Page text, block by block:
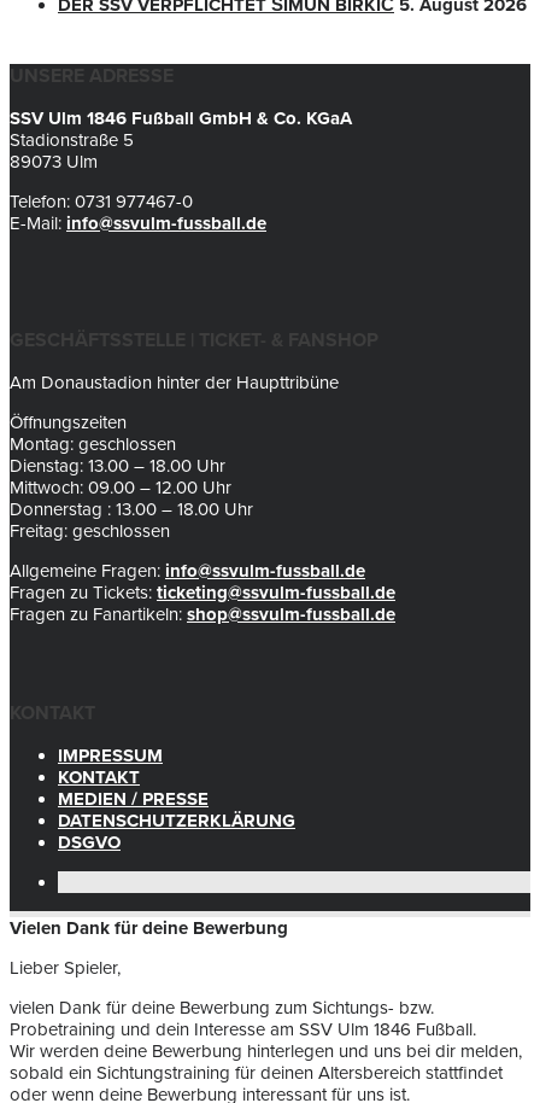
DER SSV VERPFLICHTET ŠIMUN BIRKIĆ 5. August 2026
UNSERE ADRESSE
SSV Ulm 1846 Fußball GmbH & Co. KGaA
Stadionstraße 5
89073 Ulm
Telefon: 0731 977467-0
E-Mail: info@ssvulm-fussball.de
GESCHÄFTSSTELLE | TICKET- & FANSHOP
Am Donaustadion hinter der Haupttribüne
Öffnungszeiten
Montag: geschlossen
Dienstag: 13.00 – 18.00 Uhr
Mittwoch: 09.00 – 12.00 Uhr
Donnerstag : 13.00 – 18.00 Uhr
Freitag: geschlossen
Allgemeine Fragen: info@ssvulm-fussball.de
Fragen zu Tickets: ticketing@ssvulm-fussball.de
Fragen zu Fanartikeln: shop@ssvulm-fussball.de
KONTAKT
IMPRESSUM
KONTAKT
MEDIEN / PRESSE
DATENSCHUTZERKLÄRUNG
DSGVO
Vielen Dank für deine Bewerbung
Lieber Spieler,
vielen Dank für deine Bewerbung zum Sichtungs- bzw.
Probetraining und dein Interesse am SSV Ulm 1846 Fußball.
Wir werden deine Bewerbung hinterlegen und uns bei dir melden,
sobald ein Sichtungstraining für deinen Altersbereich stattfindet
oder wenn deine Bewerbung interessant für uns ist.